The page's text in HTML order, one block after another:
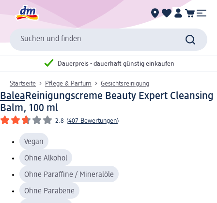
Suchen und finden
Dauerpreis - dauerhaft günstig einkaufen
Startseite Pflege & Parfum Gesichtsreinigung
BaleaReinigungscreme Beauty Expert Cleansing
Balm, 100 ml
2.8 (407 Bewertungen)
Vegan
Ohne Alkohol
Ohne Paraffine / Mineralöle
Ohne Parabene